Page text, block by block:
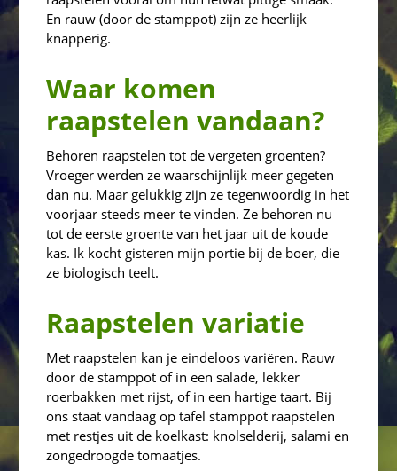
En rauw (door de stamppot) zijn ze heerlijk
knapperig.
Waar komen
raapstelen vandaan?
Behoren raapstelen tot de vergeten groenten?
Vroeger werden ze waarschijnlijk meer gegeten
dan nu. Maar gelukkig zijn ze tegenwoordig in het
voorjaar steeds meer te vinden. Ze behoren nu
tot de eerste groente van het jaar uit de koude
kas. Ik kocht gisteren mijn portie bij de boer, die
ze biologisch teelt.
Raapstelen variatie
Met raapstelen kan je eindeloos variëren. Rauw
door de stamppot of in een salade, lekker
roerbakken met rijst, of in een hartige taart. Bij
ons staat vandaag op tafel stamppot raapstelen
met restjes uit de koelkast: knolselderij, salami en
zongedroogde tomaatjes.